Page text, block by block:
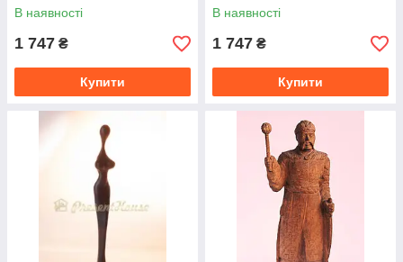
В наявності
1 747 ₴
Купити
В наявності
1 747 ₴
Купити